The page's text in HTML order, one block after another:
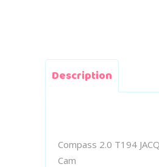
Description
Compass 2.0 T194
Cam